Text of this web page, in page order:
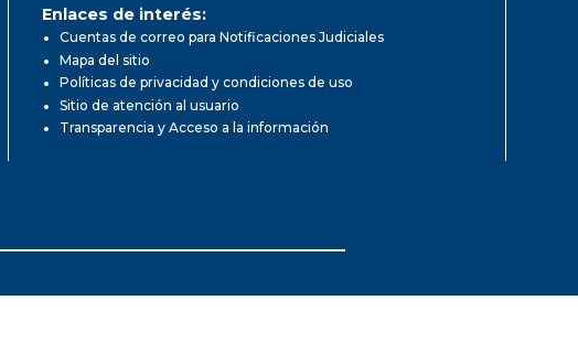
Enlaces de interés:
Cuentas de correo para Notificaciones Judiciales
Mapa del sitio
Políticas de privacidad y condiciones de uso
Sitio de atención al usuario
Transparencia y Acceso a la información